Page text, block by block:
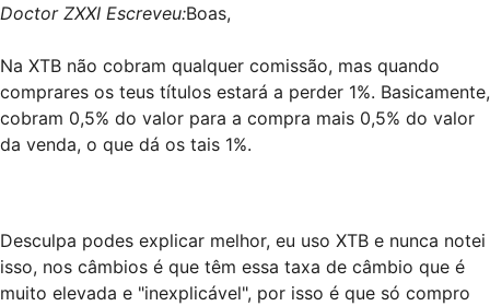
Doctor ZXXI Escreveu:Boas,
Na XTB não cobram qualquer comissão, mas quando
comprares os teus títulos estará a perder 1%. Basicamente,
cobram 0,5% do valor para a compra mais 0,5% do valor
da venda, o que dá os tais 1%.
Desculpa podes explicar melhor, eu uso XTB e nunca notei
isso, nos câmbios é que têm essa taxa de câmbio que é
muito elevada e "inexplicável", por isso é que só compro